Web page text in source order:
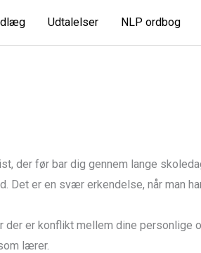
Udtalelser NLP ordbog
der før bar dig gennem lange
Det er en svær erkendelse, når man
der er konflikt mellem dine personlige
lærer.